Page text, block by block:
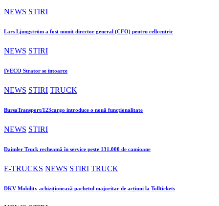
NEWS STIRI
Lars Ljungström a fost numit director general (CFO) pentru cellcentric
NEWS STIRI
IVECO Strator se întoarce
NEWS STIRI TRUCK
BursaTransport/123cargo introduce o nouă funcționalitate
NEWS STIRI
Daimler Truck recheamă în service peste 131.000 de camioane
E-TRUCKS NEWS STIRI TRUCK
DKV Mobility achiziționează pachetul majoritar de acțiuni la Tolltickets